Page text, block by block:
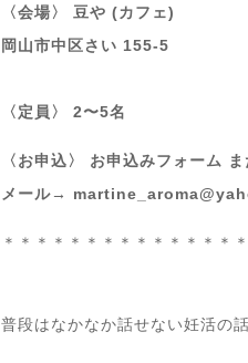
〈会場〉 豆や (カフェ)
岡山市中区さい 155-5
〈定員〉 2〜5名
〈お申込〉 お申込みフォーム ま
メール→
＊＊＊＊＊＊＊＊＊＊＊＊＊＊
普段はなかなか話せない妊活の